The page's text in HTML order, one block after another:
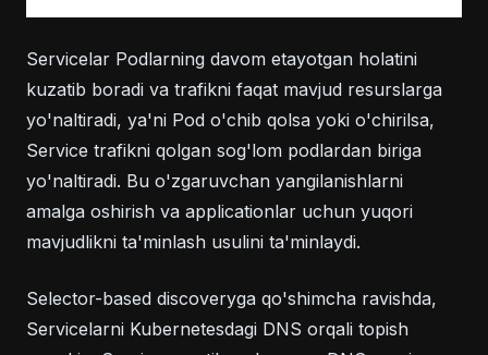
Servicelar Podlarning davom etayotgan holatini
kuzatib boradi va trafikni faqat mavjud resurslarga
yo'naltiradi, ya'ni Pod o'chib qolsa yoki o'chirilsa,
Service trafikni qolgan sog'lom podlardan biriga
yo'naltiradi. Bu o'zgaruvchan yangilanishlarni
amalga oshirish va applicationlar uchun yuqori
mavjudlikni ta'minlash usulini ta'minlaydi.
Selector-based discoveryga qo'shimcha ravishda,
Servicelarni Kubernetesdagi DNS orqali topish